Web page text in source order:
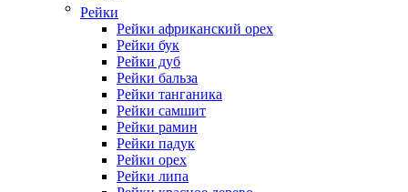
Рейки
Рейки африканский орех
Рейки бук
Рейки дуб
Рейки бальза
Рейки танганика
Рейки самшит
Рейки рамин
Рейки падук
Рейки орех
Рейки липа